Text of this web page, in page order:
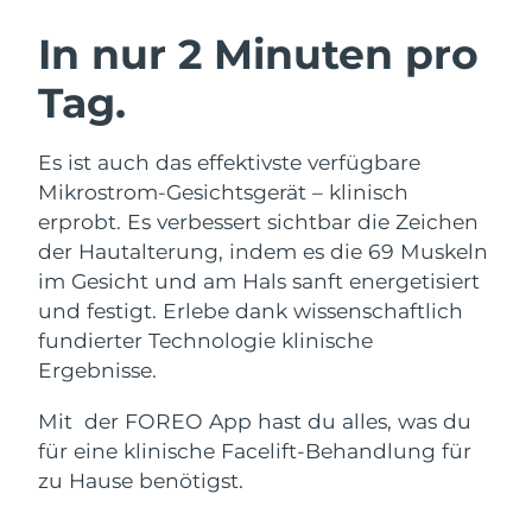
In nur 2 Minuten pro
Tag.
Es ist auch das effektivste verfügbare
Mikrostrom-Gesichtsgerät – klinisch
erprobt. Es verbessert sichtbar die Zeichen
der Hautalterung, indem es die 69 Muskeln
im Gesicht und am Hals sanft energetisiert
und festigt. Erlebe dank wissenschaftlich
fundierter Technologie klinische
Ergebnisse.
Mit der FOREO App hast du alles, was du
für eine klinische Facelift-Behandlung für
zu Hause benötigst.
LUNA™ 4 Set
Anti-aging massage
LUNA™ 4 Plus
Massage, LED heating
LUNA™ 4 Men
For men, anti-aging massage
BEAR™ 2 Set
Microcurrent toning
BEAR™ 2 go
Microcurrent toning on-the-go
BEAR™ 2 eyes & lips
Microcurrent line smoothing device
Hydratisierung
UFO™ 3 Set
Deep facial hydration
UFO™ 3 LED
Near-infrared and red light therapy
device
Mundpflege
issa™ 4
Hybrid silicone sonic toothbrush
issa™ 4 plus
Smart hybrid silicone sonic toothbrush
FAQ™ ANTI-AGING-BEHANDLUNG
Anti-aging
NEW
Österreich Erwartete Lieferung 8/10/26
Bahrain
Belgien Erwartete Lieferung
Bermuda Erwartete Lieferung8/16/26
Bosnien und
Herzegowina
Erwartete Lieferung
Brunei Darussalam
Bulgarien Erwartete Lieferung8/10/26
Kanada